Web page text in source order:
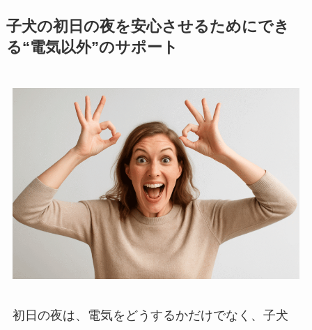
子犬の初日の夜を安心させるためにでき
る“電気以外”のサポート
初日の夜は、電気をどうするかだけでなく、子犬